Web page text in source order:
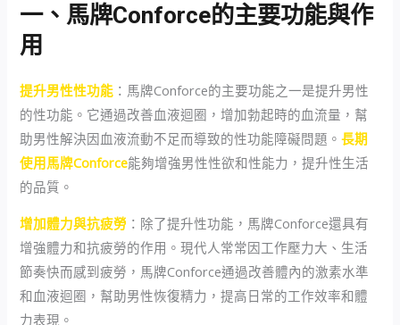
一、馬牌Conforce的主要功能與作
用
提升男性性功能 ：馬牌Conforce的主要功能之一是提升男性
的性功能。它通過改善血液迴圈，增加勃起時的血流量，幫
助男性解決因血液流動不足而導致的性功能障礙問題。長期
使用馬牌Conforce能夠增強男性性欲和性能力，提升性生活
的品質。
增加體力與抗疲勞 ：除了提升性功能，馬牌Conforce還具有
增強體力和抗疲勞的作用。現代人常常因工作壓力大、生活
節奏快而感到疲勞，馬牌Conforce通過改善體內的激素水準
和血液迴圈，幫助男性恢復精力，提高日常的工作效率和體
力表現。